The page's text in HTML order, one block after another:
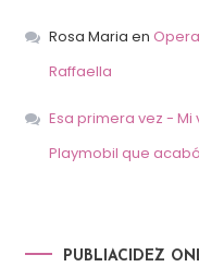
Rosa Maria en
Raffaella
Esa primera vez - Mi
Playmobil que
PUBLIACIDEZ